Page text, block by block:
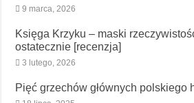
9 marca, 2026
Księga Krzyku – maski
ostatecznie [recenzja]
3 lutego, 2026
Pięć grzechów głównych polskiego